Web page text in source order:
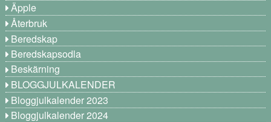
Äpple
Återbruk
Beredskap
Beredskapsodla
Beskärning
BLOGGJULKALENDER
Bloggjulkalender 2023
Bloggjulkalender 2024